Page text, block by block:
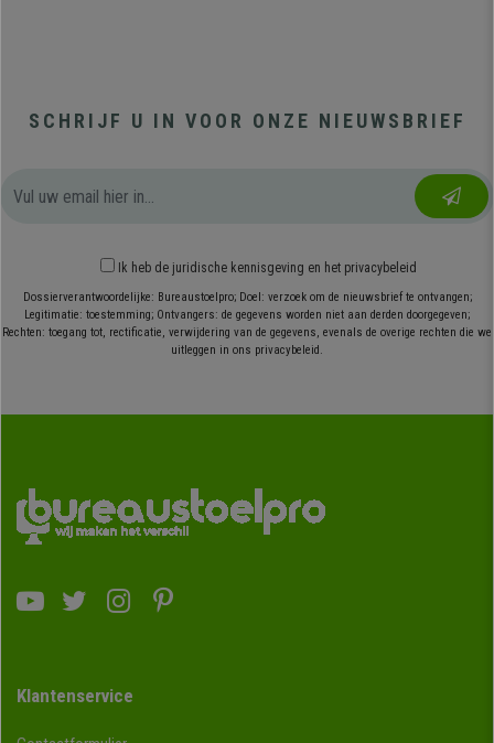
SCHRIJF U IN VOOR ONZE NIEUWSBRIEF
Ik heb de juridische kennisgeving en het privacybeleid
Dossierverantwoordelijke: Bureaustoelpro; Doel: verzoek om de nieuwsbrief te ontvangen;
Legitimatie: toestemming; Ontvangers: de gegevens worden niet aan derden doorgegeven;
Rechten: toegang tot, rectificatie, verwijdering van de gegevens, evenals de overige rechten die we
uitleggen in ons privacybeleid.
Klantenservice